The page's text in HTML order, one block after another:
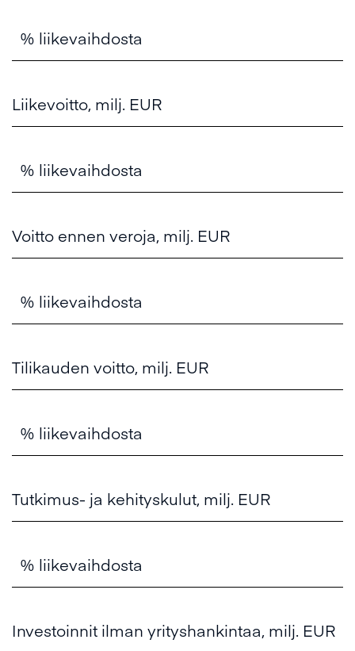
% liikevaihdosta
Liikevoitto, milj. EUR
% liikevaihdosta
Voitto ennen veroja, milj. EUR
% liikevaihdosta
Tilikauden voitto, milj. EUR
% liikevaihdosta
Tutkimus- ja kehityskulut, milj. EUR
% liikevaihdosta
Investoinnit ilman yrityshankintaa, milj. EUR